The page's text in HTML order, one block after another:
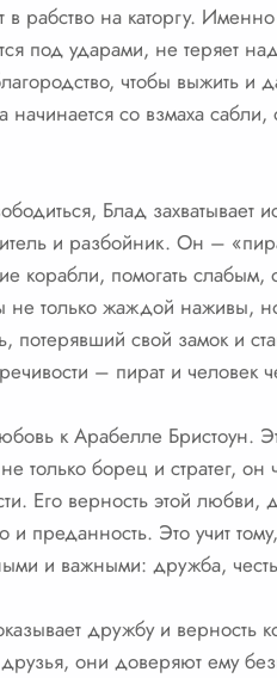
рабство на каторгу.
под ударами, не теряет
чтобы выжить
со взмаха
Блад
и разбойник. Он –
корабли, помогать
не только жаждой наживы,
потерявший свой замок и
– пират и
к Арабелле Бристоун.
только борец и стратег,
Его верность этой
и преданность. Это учит
и важными: дружба,
дружбу и
они доверяют ему